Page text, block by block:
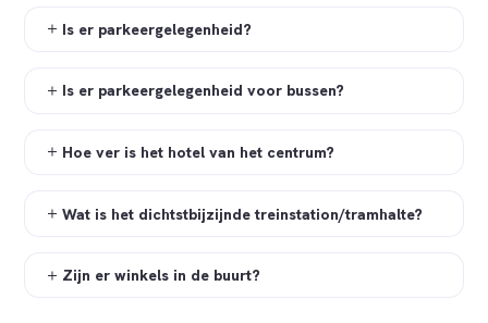
Is er parkeergelegenheid?
Is er parkeergelegenheid voor bussen?
Hoe ver is het hotel van het centrum?
Wat is het dichtstbijzijnde treinstation/tramhalte?
Zijn er winkels in de buurt?